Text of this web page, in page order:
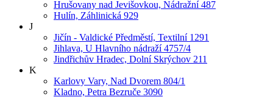
Hrušovany nad Jevišovkou, Nádražní 487
Hulín, Záhlinická 929
J
Jičín - Valdické Předměstí, Textilní 1291
Jihlava, U Hlavního nádraží 4757/4
Jindřichův Hradec, Dolní Skrýchov 211
K
Karlovy Vary, Nad Dvorem 804/1
Kladno, Petra Bezruče 3090